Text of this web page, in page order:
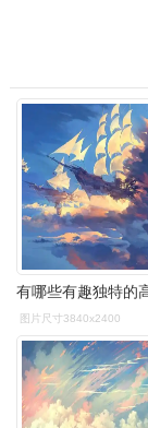
图片尺寸3840x2400